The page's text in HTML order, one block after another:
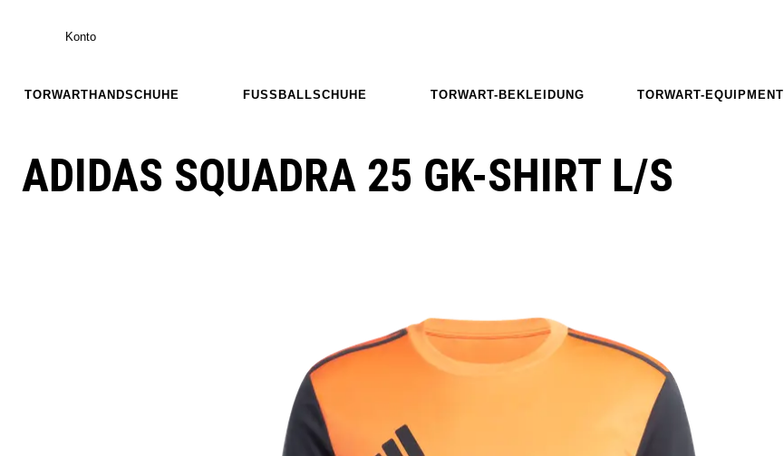
Konto
TORWARTHANDSCHUHE FUSSBALLSCHUHE TORWART-BEKLEIDUNG TORWART-EQUIPMENT
ADIDAS SQUADRA 25 GK-SHIRT L/S